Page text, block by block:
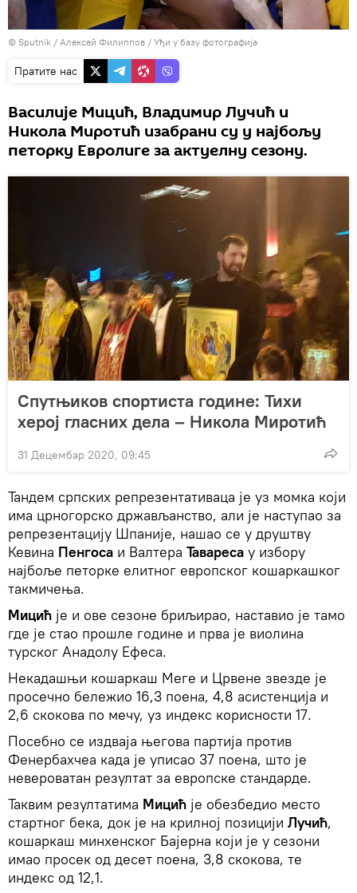
© Sputnik / Алексей Филиппов / Уђи у базу фотографија
Пратите нас
Василије Мицић, Владимир Лучић и
Никола Миротић изабрани су у најбољу
петорку Евролиге за актуелну сезону.
Спутњиков спортиста године: Тихи
херој гласних дела – Никола Миротић
31 Децембар 2020, 09:45
Тандем српских репрезентативаца је уз момка који
има црногорско држављанство, али је наступао за
репрезентацију Шпаније, нашао се у друштву
Кевина Пенгоса и Валтера Тавареса у избору
најбоље петорке елитног европског кошаркашког
такмичења.
Мицић је и ове сезоне бриљирао, наставио је тамо
где је стао прошле године и прва је виолина
турског Анадолу Ефеса.
Некадашњи кошаркаш Меге и Црвене звезде је
просечно бележио 16,3 поена, 4,8 асистенција и
2,6 скокова по мечу, уз индекс корисности 17.
Посебно се издваја његова партија против
Фенербахчеа када је уписао 37 поена, што је
невероватан резултат за европске стандарде.
​Таквим резултатима Мицић је обезбедио место
стартног бека, док је на крилној позицији Лучић,
кошаркаш минхенског Бајерна који је у сезони
имао просек од десет поена, 3,8 скокова, те
индекс од 12,1.